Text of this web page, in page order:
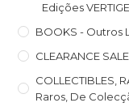
Edições
BOOKS - Outros
CLEARANCE
COLLECTIBLES,
Raros, De